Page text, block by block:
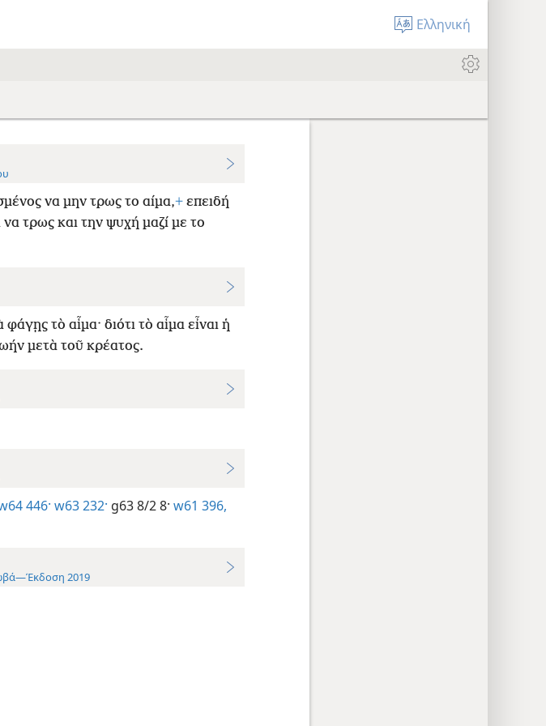
Ελληνική
να μην τρως το αίμα,+επειδή
τρως και την ψυχή μαζί με το
τὸ αἷμα· διότι τὸ αἷμα εἶναι ἡ
μετὰ τοῦ κρέατος.
446· w63 232· g63 8/2 8· w61 396,
2019